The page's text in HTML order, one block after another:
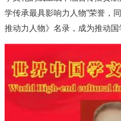
学传承最具影响力人物”荣誉，
推动力人物》名录，成为推动国